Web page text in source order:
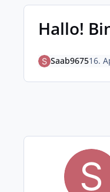
Hallo!
Saab967516.